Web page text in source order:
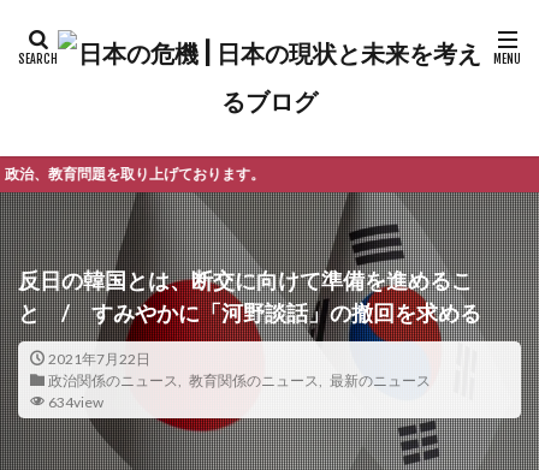
おります。
反日の韓国とは、断交に向けて準備を進めるこ
と / すみやかに「河野談話」の撤回を求める
2021年7月22日
政治関係のニュース
教育関係のニュース
最新のニュース
634view